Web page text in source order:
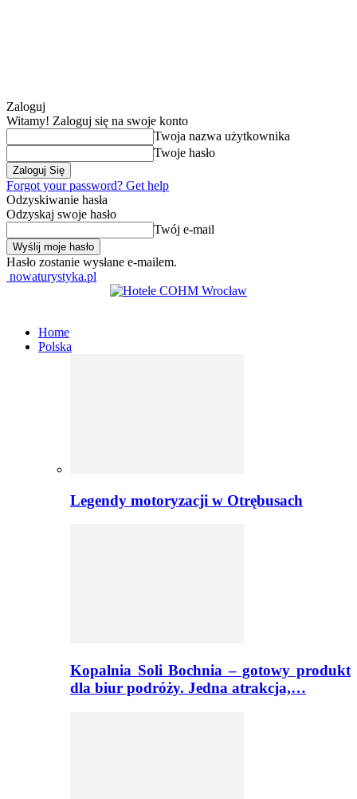
Zaloguj
Witamy! Zaloguj się na swoje konto
Twoja nazwa użytkownika
Twoje hasło
Forgot your password? Get help
Odzyskiwanie hasła
Odzyskaj swoje hasło
Twój e-mail
Hasło zostanie wysłane e-mailem.
nowaturystyka.pl
Home
Polska
Legendy motoryzacji w Otrębusach
Kopalnia Soli Bochnia – gotowy produkt
dla biur podróży. Jedna atrakcja,…